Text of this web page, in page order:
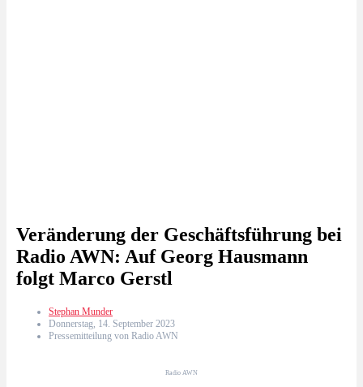
Veränderung der Geschäftsführung bei
Radio AWN: Auf Georg Hausmann
folgt Marco Gerstl
Stephan Munder
Donnerstag, 14. September 2023
Pressemitteilung von Radio AWN
Radio AWN